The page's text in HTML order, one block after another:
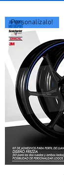
Personalízalo!